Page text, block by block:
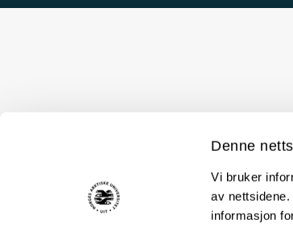
Denne
Vi bruker
av
informasjon